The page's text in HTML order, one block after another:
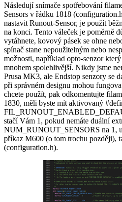
Následují snímače spotřebování
Sensors v řádku 1818
nastavit Runout-Sensor, je použít
na konci. Tento váleček je poměrně
vytáhnete, kovový pásek se ohne
spínač stane nepoužitelným nebo
možnosti, například opto-senzor
mnohem spolehlivější. Nikdy jsme
Prusa MK3, ale Endstop senzory se
při správném designu mohou
chcete použít, pak odkomentujte
1830, měli byste mít aktivovaný
stačí Vám 1, pokud nemáte duální
NUM_RUNOUT_SENSORS na 1,
příkaz M600 (o tom trochu později),
(configuration.h).